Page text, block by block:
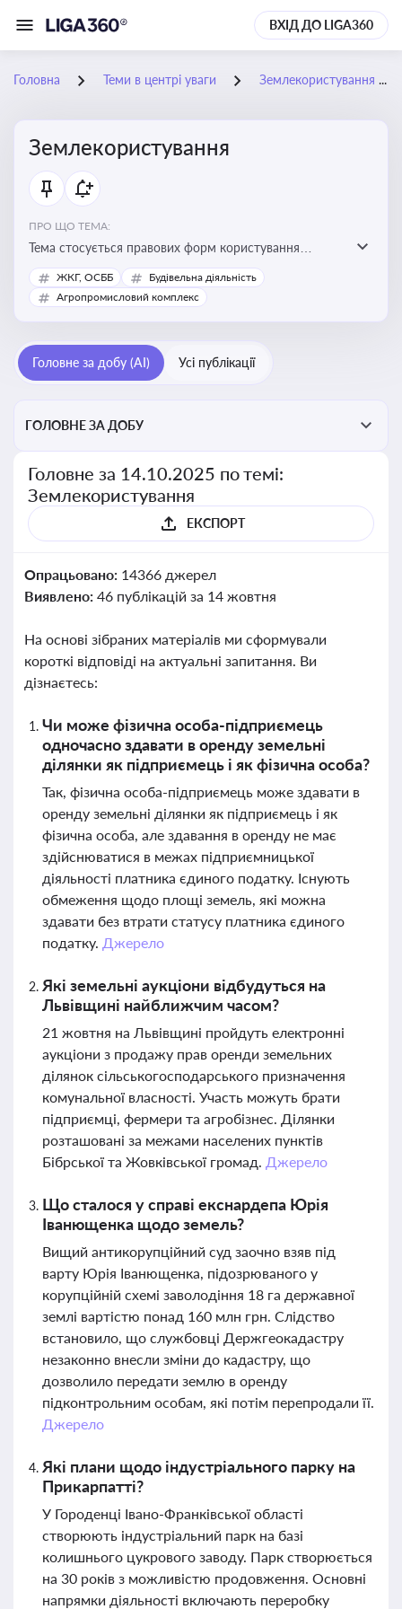
ВХІД ДО LIGA360
Головна Теми в центрі уваги Землекористування
Землекористування
ПРО ЩО ТЕМА:
Тема стосується правових форм користування
землею, зокрема умов доступу, володіння та
користування земельними ділянками різних форм
ЖКГ, ОСББ
Будівельна діяльність
Агропромисловий комплекс
Головне за добу (AI) Усі публікації
ГОЛОВНЕ ЗА ДОБУ
Головне за 14.10.2025 по темі:
Землекористування
ЕКСПОРТ
Опрацьовано: 14366 джерел
Виявлено: 46 публікацій за 14 жовтня
На основі зібраних матеріалів ми сформували
короткі відповіді на актуальні запитання. Ви
дізнаєтесь:
Чи може фізична особа-підприємець
одночасно здавати в оренду земельні
ділянки як підприємець і як фізична особа?
Так, фізична особа-підприємець може здавати в
оренду земельні ділянки як підприємець і як
фізична особа, але здавання в оренду не має
здійснюватися в межах підприємницької
діяльності платника єдиного податку. Існують
обмеження щодо площі земель, які можна
здавати без втрати статусу платника єдиного
податку. Джерело
Які земельні аукціони відбудуться на
Львівщині найближчим часом?
21 жовтня на Львівщині пройдуть електронні
аукціони з продажу прав оренди земельних
ділянок сільськогосподарського призначення
комунальної власності. Участь можуть брати
підприємці, фермери та агробізнес. Ділянки
розташовані за межами населених пунктів
Бібрської та Жовківської громад. Джерело
Що сталося у справі екснардепа Юрія
Іванющенка щодо земель?
Вищий антикорупційний суд заочно взяв під
варту Юрія Іванющенка, підозрюваного у
корупційній схемі заволодіння 18 га державної
землі вартістю понад 160 млн грн. Слідство
встановило, що службовці Держгеокадастру
незаконно внесли зміни до кадастру, що
дозволило передати землю в оренду
підконтрольним особам, які потім перепродали її.
Джерело
Які плани щодо індустріального парку на
Прикарпатті?
У Городенці Івано-Франківської області
створюють індустріальний парк на базі
колишнього цукрового заводу. Парк створюється
на 30 років з можливістю продовження. Основні
напрямки діяльності включають переробку